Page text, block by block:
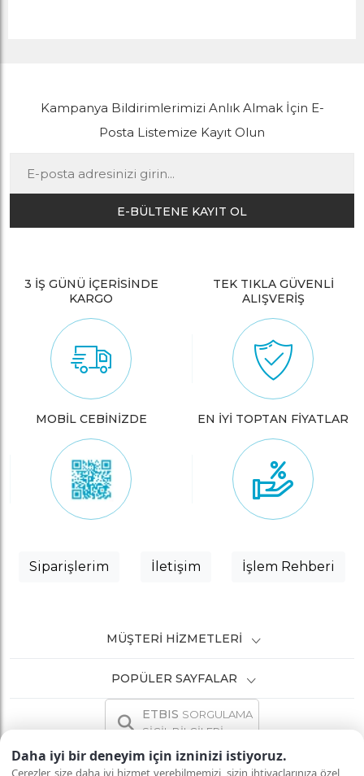
Daha iyi bir deneyim için izninizi istiyoruz.
Çerezler, size daha iyi hizmet verebilmemizi, sizin ihtiyaçlarınıza özel
Kampanya Bildirimlerimizi Anlık Almak İçin E-
Posta Listemize Kayıt Olun
E-BÜLTENE KAYIT OL
3 İŞ GÜNÜ İÇERİSİNDE
KARGO
TEK TIKLA GÜVENLİ
ALIŞVERİŞ
MOBİL CEBİNİZDE EN İYİ TOPTAN FİYATLAR
Siparişlerim İletişim İşlem Rehberi
MÜŞTERI HIZMETLERI
POPÜLER SAYFALAR
ETBIS SORGULAMA
SİCİL BİLGİLERİ